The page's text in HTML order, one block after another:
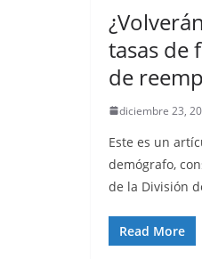
tasas de
de
diciembre 23,
Este es un
demógrafo,
de la División
Read More